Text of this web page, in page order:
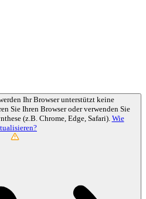
Ihr Browser unterstützt keine
Sie Ihren Browser oder verwenden Sie
(z.B. Chrome, Edge, Safari). Wie